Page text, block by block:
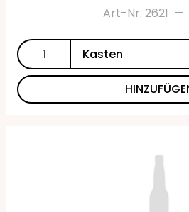
Art-Nr. 2621 —